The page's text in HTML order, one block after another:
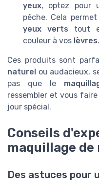
yeux, optez pour
pêche. Cela
yeux verts tout
couleur à vos lèvres.
Ces produits sont
naturel ou audacieux,
pas que le
ressembler et vous
jour spécial.
Conseils
maquillage de
Des astuces pour